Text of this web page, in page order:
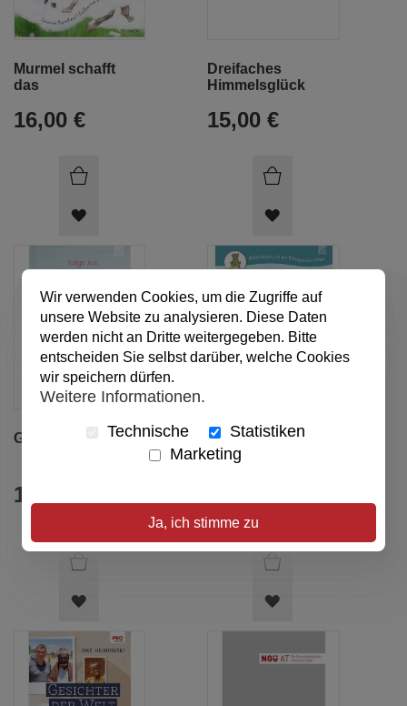
Murmel schafft
das
16,00 €
ARTIKEL
Dreifaches
Himmelsglück
15,00 €
ARTIKEL
Glücksmomente
14,00 €
ARTIKEL
David und seine
Geschichte mit
14,00 €
ARTIKEL
Wir verwenden Cookies, um die Zugriffe auf
unsere Website zu analysieren. Diese Daten
werden nicht an Dritte weitergegeben. Bitte
entscheiden Sie selbst darüber, welche Cookies
wir speichern dürfen.
Weitere Informationen.
Technische
Statistiken
Marketing
Ja, ich stimme zu